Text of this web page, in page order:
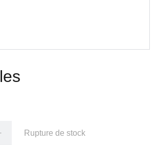
Rupture de stock